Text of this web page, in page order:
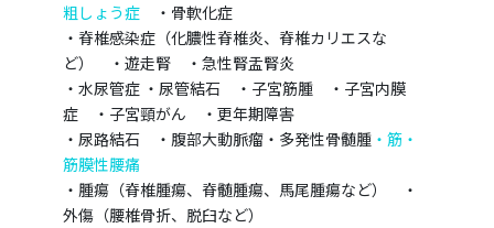
粗しょう症 ・骨軟化症
・脊椎感染症（化膿性脊椎炎、脊椎カリエスな
ど） ・遊走腎 ・急性腎盂腎炎
・水尿管症 ・尿管結石 ・子宮筋腫 ・子宮内膜
症 ・子宮頸がん ・更年期障害
・尿路結石 ・腹部大動脈瘤・多発性骨髄腫 ・筋・
筋膜性腰痛
・腫瘍（脊椎腫瘍、脊髄腫瘍、馬尾腫瘍など） ・
外傷（腰椎骨折、脱臼など）